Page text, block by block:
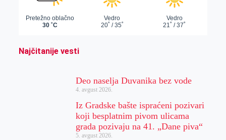
Najčitanije vesti
Deo naselja Duvanika bez vode
4. avgust 2026.
Iz Gradske bašte ispraćeni pozivari
koji besplatnim pivom ulicama
grada pozivaju na 41. „Dane piva“
5. avgust 2026.